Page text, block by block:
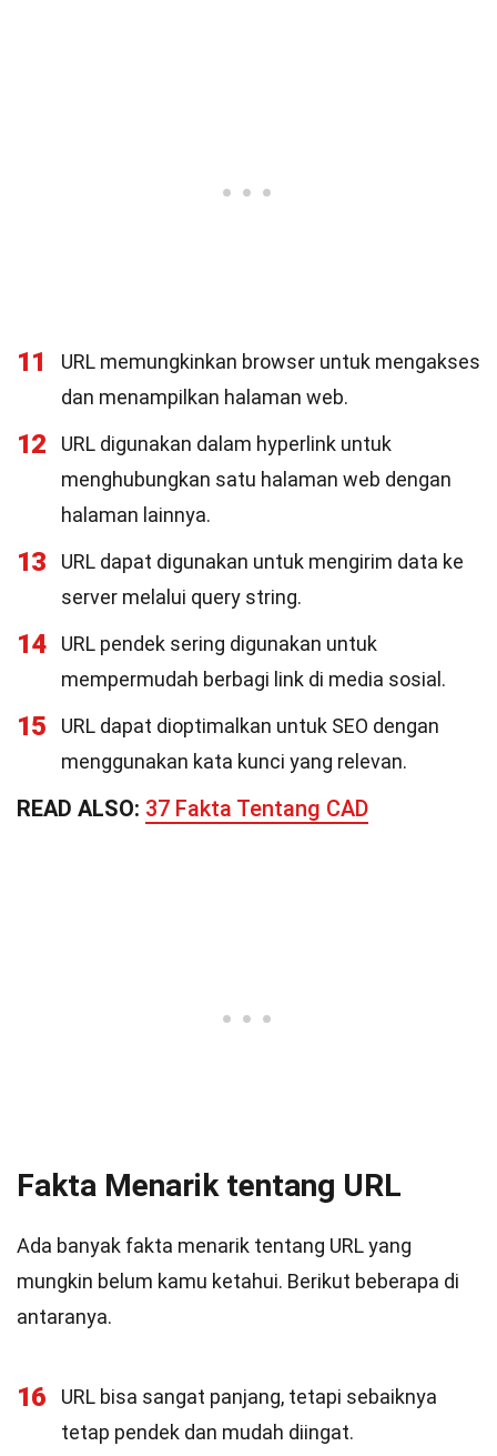
11
URL memungkinkan browser untuk mengakses
dan menampilkan halaman web.
12
URL digunakan dalam hyperlink untuk
menghubungkan satu halaman web dengan
halaman lainnya.
13
URL dapat digunakan untuk mengirim data ke
server melalui query string.
14
URL pendek sering digunakan untuk
mempermudah berbagi link di media sosial.
15
URL dapat dioptimalkan untuk SEO dengan
menggunakan kata kunci yang relevan.
READ ALSO: 37 Fakta Tentang CAD
Fakta Menarik tentang URL
Ada banyak fakta menarik tentang URL yang
mungkin belum kamu ketahui. Berikut beberapa di
antaranya.
16
URL bisa sangat panjang, tetapi sebaiknya
tetap pendek dan mudah diingat.